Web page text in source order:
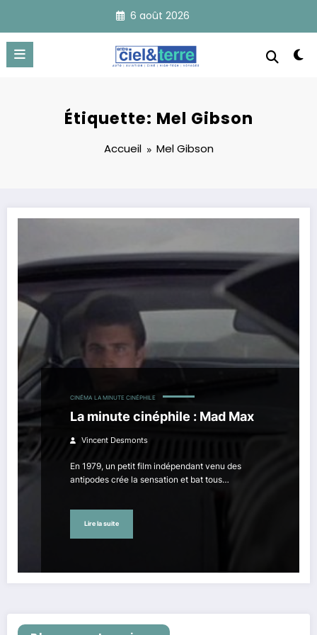
contenu
6 août 2026
Étiquette: Mel Gibson
Accueil Mel Gibson
CINÉMA LA MINUTE CINÉPHILE
La minute cinéphile : Mad Max
Vincent Desmonts
En 1979, un petit film indépendant venu des
antipodes crée la sensation et bat tous…
Lire la suite